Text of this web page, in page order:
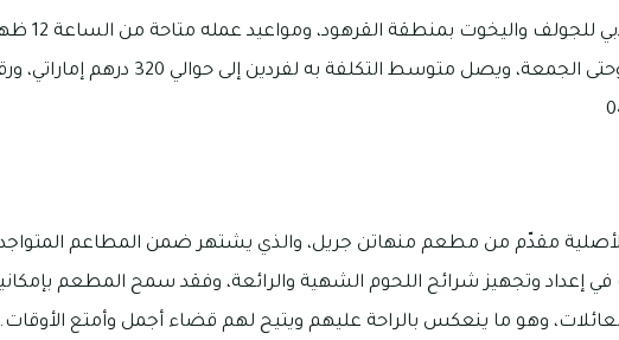
يتواجد مطعم بورد ووك في نادي خور دبي للجولف واليخوت
إلى 12 عند منتصف الليل يوم السبت وحتى الجمعة، ويصل متوسط التكلفة به لفردين إلى حوالي 320 درهم
مقدّم من مطعم منهاتن جريل، والذي يشتهر ضمن المطاعم
إعداد وتجهيز شرائح اللحوم الشهية والرائعة، وفقد سمح المطعم
وهو ما ينعكس بالراحة عليهم ويتيح لهم قضاء أجمل وأمتع الأوقات.